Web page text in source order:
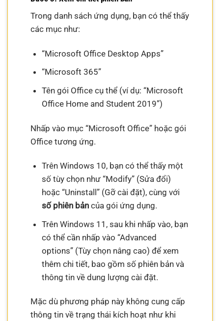
Trong danh sách ứng dụng, bạn có thể thấy
các mục như:
“Microsoft Office Desktop Apps”
“Microsoft 365”
Tên gói Office cụ thể (ví dụ: “Microsoft
Office Home and Student 2019”)
Nhấp vào mục “Microsoft Office” hoặc gói
Office tương ứng.
Trên Windows 10, bạn có thể thấy một
số tùy chọn như “Modify” (Sửa đổi)
hoặc “Uninstall” (Gỡ cài đặt), cùng với
số phiên bảncủa gói ứng dụng.
Trên Windows 11, sau khi nhấp vào, bạn
có thể cần nhấp vào “Advanced
options” (Tùy chọn nâng cao) để xem
thêm chi tiết, bao gồm số phiên bản và
thông tin về dung lượng cài đặt.
Mặc dù phương pháp này không cung cấp
thông tin về trạng thái kích hoạt như khi